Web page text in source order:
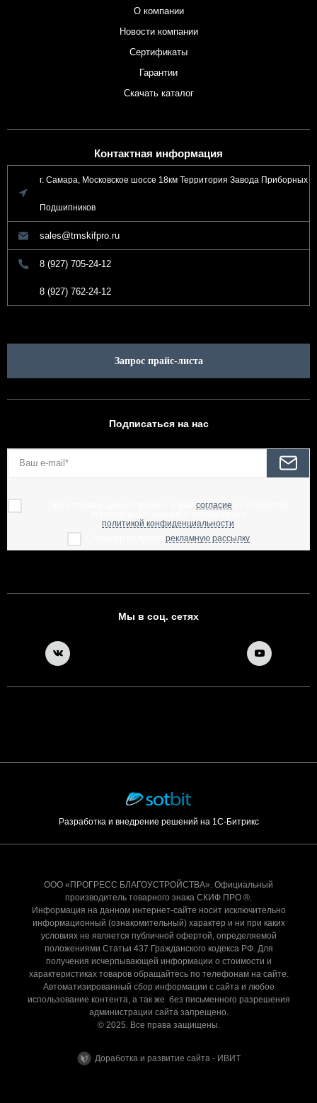
О компании
Новости компании
Сертификаты
Гарантии
Скачать каталог
Контактная информация
г. Самара, Московское шоссе 18км Территория Завода Приборных
Подшипников
sales@tmskifpro.ru
8 (927) 705-24-12
8 (927) 762-24-12
Запрос прайс-листа
Подписаться на нас
согласие
политикой конфиденциальности
рекламную рассылку
Мы в соц. сетях
Разработка и внедрение решений на 1С-Битрикс
ООО «ПРОГРЕСС БЛАГОУСТРОЙСТВА». Официальный
производитель товарного знака СКИФ ПРО ®.
Информация на данном интернет-сайте носит исключительно
информационный (ознакомительный) характер и ни при каких
условиях не является публичной офертой, определяемой
положениями Статьи 437 Гражданского кодекса РФ. Для
получения исчерпывающей информации о стоимости и
характеристиках товаров обращайтесь по телефонам на сайте.
Автоматизированный сбор информации с сайта и любое
использование контента, а так же без письменного разрешения
администрации сайта запрещено.
© 2025. Все права защищены.
Доработка и развитие сайта - ИВИТ